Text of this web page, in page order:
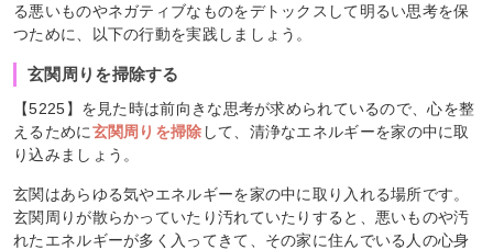
る悪いものやネガティブなものをデトックスして明るい思考を保
つために、以下の行動を実践しましょう。
玄関周りを掃除する
【5225】を見た時は前向きな思考が求められているので、心を整
えるために玄関周りを掃除 して、清浄なエネルギーを家の中に取
り込みましょう。
玄関はあらゆる気やエネルギーを家の中に取り入れる場所です。
玄関周りが散らかっていたり汚れていたりすると、悪いものや汚
れたエネルギーが多く入ってきて、その家に住んでいる人の心身